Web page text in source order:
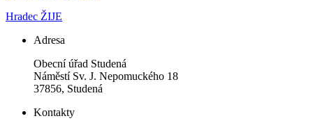
Hradec ŽIJE
Adresa
Obecní úřad Studená
Náměstí Sv. J. Nepomuckého 18
37856, Studená
Kontakty